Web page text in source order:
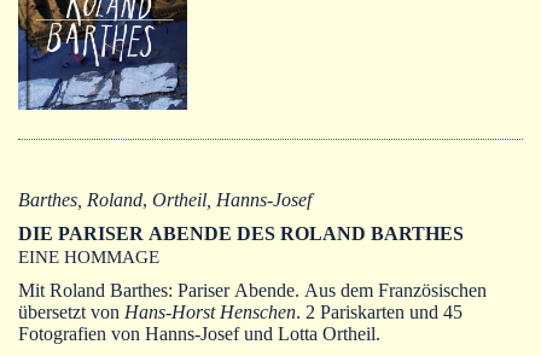
Handbibliothek Dieterich
Kalender
Warenkorb
Barthes, Roland, Ortheil, Hanns-Josef
DIE PARISER ABENDE DES ROLAND BARTHES
EINE HOMMAGE
Mit Roland Barthes: Pariser Abende. Aus dem Französischen
übersetzt von Hans-Horst Henschen. 2 Pariskarten und 45
Fotografien von Hanns-Josef und Lotta Ortheil.